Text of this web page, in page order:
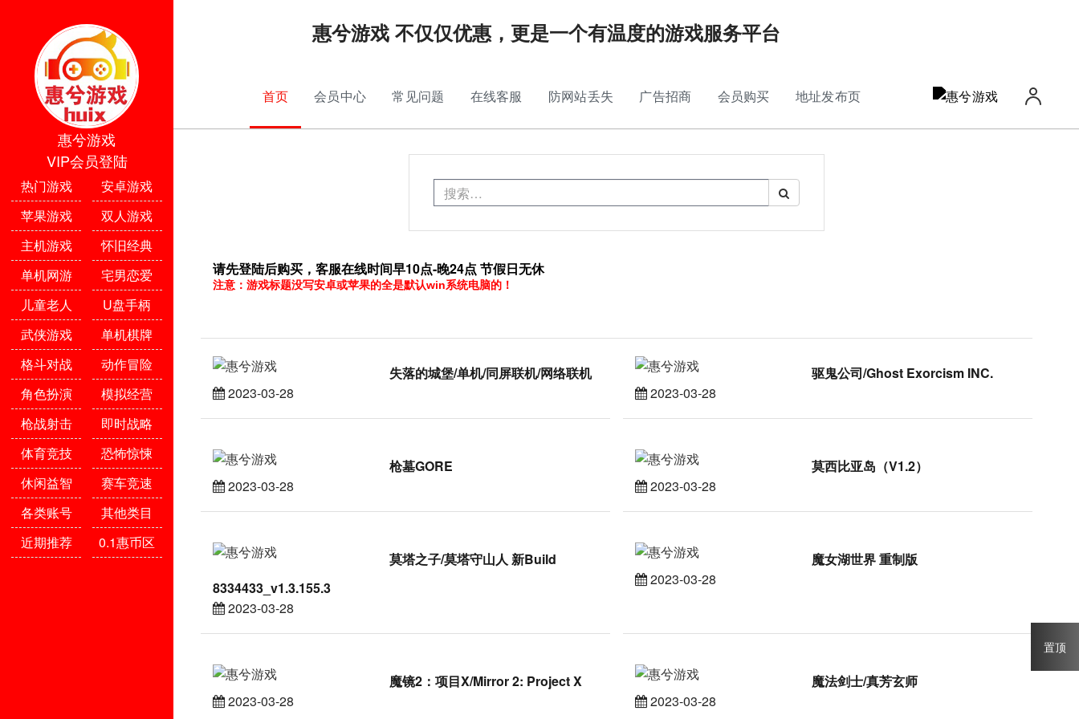
置顶
惠兮游戏
VIP会员登陆
热门游戏
安卓游戏
苹果游戏
双人游戏
主机游戏
怀旧经典
单机网游
宅男恋爱
儿童老人
U盘手柄
武侠游戏
单机棋牌
格斗对战
动作冒险
角色扮演
模拟经营
枪战射击
即时战略
体育竞技
恐怖惊悚
休闲益智
赛车竞速
各类账号
其他类目
近期推荐
0.1惠币区
惠兮游戏 不仅仅优惠，更是一个有温度的游戏服务平台
首页 会员中心 常见问题 在线客服 防网站丢失 广告招商 会员购买 地址发布页
请先登陆后购买，客服在线时间早10点-晚24点 节假日无休
注意：游戏标题没写安卓或苹果的全是默认win系统电脑的！
失落的城堡/单机/同屏联机/网络联机
2023-03-28
驱鬼公司/Ghost Exorcism INC.
2023-03-28
枪墓GORE
2023-03-28
莫西比亚岛（V1.2）
2023-03-28
莫塔之子/莫塔守山人 新Build
8334433_v1.3.155.3
2023-03-28
魔女湖世界 重制版
2023-03-28
魔镜2：项目X/Mirror 2: Project X
2023-03-28
魔法剑士/真芳玄师
2023-03-28